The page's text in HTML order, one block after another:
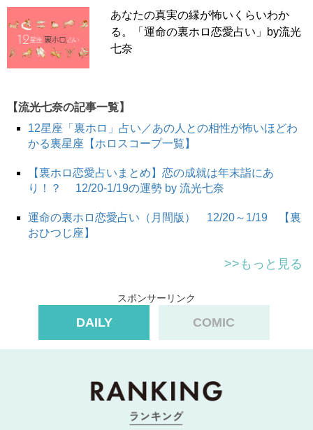
あなたの真実の縁が怖いくらいわか
る。「運命の裏ホロ恋愛占い」by流光
七奈
【流光七奈の記事一覧】
12星座「裏ホロ」占い／あの人との相性が怖いほどわ
かる裏星座【ホロスコープ一覧】
【裏ホロ恋愛占いまとめ】恋の成就は年末詣にあ
り！？ 12/20-1/19の運勢 by 流光七奈
運命の裏ホロ恋愛占い（月間版） 12/20～1/19 【裏
おひつじ座】
>>もっと見る
スポンサーリンク
DAILY COMIC